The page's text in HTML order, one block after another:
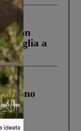
la figlia a
il